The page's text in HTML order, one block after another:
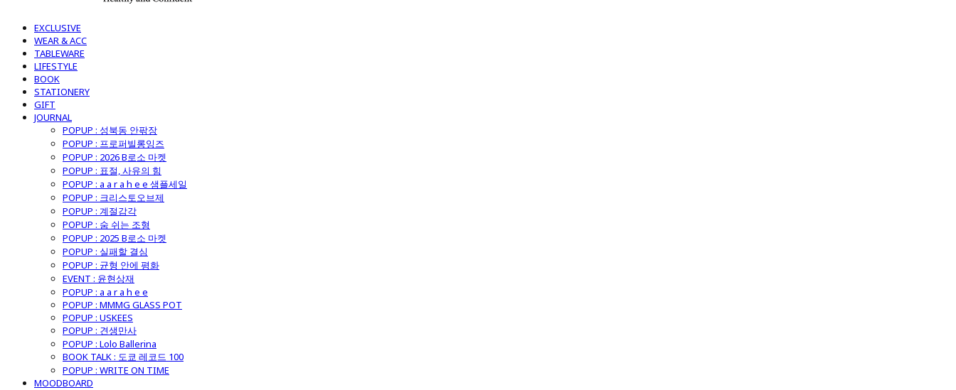
EXCLUSIVE
WEAR & ACC
TABLEWARE
LIFESTYLE
BOOK
STATIONERY
GIFT
JOURNAL
POPUP : 성북동 안팎장
POPUP : 프로퍼빌롱잉즈
POPUP : 2026 B로소 마켓
POPUP : 표절, 사유의 힘
POPUP : a a r a h e e 샘플세일
POPUP : 크리스토오브제
POPUP : 계절감각
POPUP : 숨 쉬는 조형
POPUP : 2025 B로소 마켓
POPUP : 실패할 결심
POPUP : 균형 안에 평화
EVENT : 윤현상재
POPUP : a a r a h e e
POPUP : MMMG GLASS POT
POPUP : USKEES
POPUP : 견생만사
POPUP : Lolo Ballerina
BOOK TALK : 도쿄 레코드 100
POPUP : WRITE ON TIME
MOODBOARD